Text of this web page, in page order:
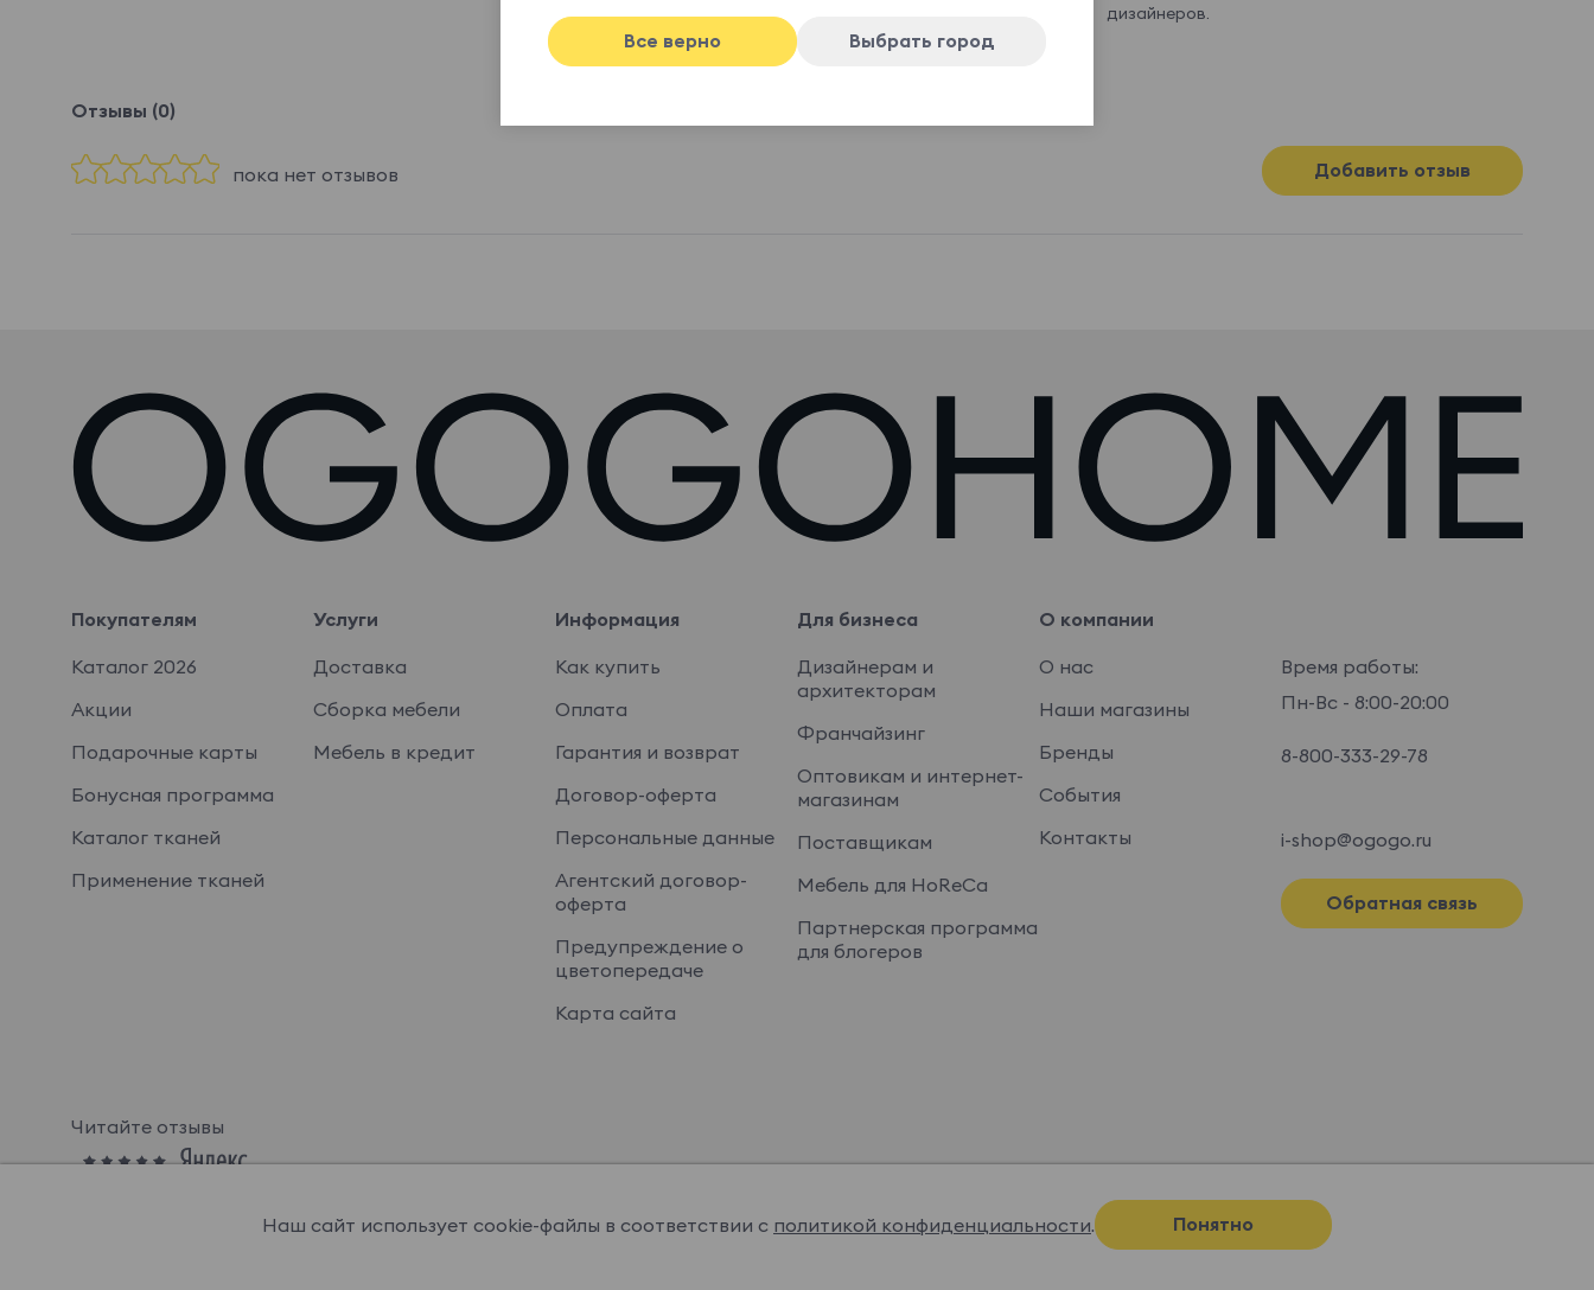
дизайнеров.
Отзывы (0)
пока нет отзывов Добавить отзыв
Покупателям
Каталог 2026
Акции
Подарочные карты
Бонусная программа
Каталог тканей
Применение тканей
Услуги
Доставка
Сборка мебели
Мебель в кредит
Информация
Как купить
Оплата
Гарантия и возврат
Договор-оферта
Персональные данные
Агентский договор-
оферта
Предупреждение о
цветопередаче
Карта сайта
Для бизнеса
Дизайнерам и
архитекторам
Франчайзинг
Оптовикам и интернет-
магазинам
Поставщикам
Мебель для HoReCa
Партнерская программа
для блогеров
О компании
О нас
Наши магазины
Бренды
События
Контакты
Время работы:
Пн-Вс - 8:00-20:00
8-800-333-29-78
i-shop@ogogo.ru
Обратная связь
Читайте отзывы
© OGOGOHOME, 2026 Спроектировано и нарисовано в
Все верно Выбрать город
Наш сайт использует cookie-файлы в соответствии с политикой конфиденциальности. Понятно